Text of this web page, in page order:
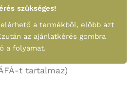
szükséges!
a termékből, előbb azt
az ajánlatkérés gombra
a folyamat.
t tartalmaz)